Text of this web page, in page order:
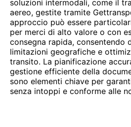
soluzioni intermodali, come il
aereo, gestite tramite
approccio può essere
per merci di alto valore o con
consegna rapida, consentendo
limitazioni geografiche e
transito. La pianificazione
gestione efficiente della
sono elementi chiave per
senza intoppi e conforme alle